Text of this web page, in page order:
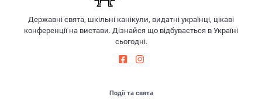
Державні свята, шкільні канікули, видатні українці, цікаві
конференції на вистави. Дізнайся що відбувається в Україні
сьогодні.
Події та свята